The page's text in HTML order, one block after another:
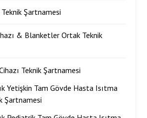
Şartnamesi
& Blanketler Ortak Teknik
Teknik Şartnamesi
Yetişkin Tam Gövde Hasta Isıtma
Şartnamesi